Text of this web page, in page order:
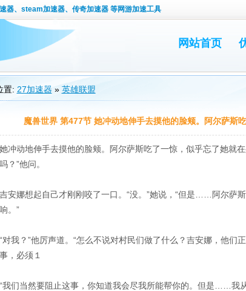
器、steam加速器、传奇加速器 等网游加速工具
网站首页
置: 27加速器» 英雄联盟
魔兽世界 第477节 她冲动地伸手去摸他的脸颊。阿尔萨斯
她冲动地伸手去摸他的脸颊。阿尔萨斯吃了一惊，似乎忘了她就
吗？”他问。
吉安娜想起自己才刚刚咬了一口。“没。”她说，“但是……阿尔萨
响。”
“对我？”他厉声道。“怎么不说对村民们做了什么？吉安娜，他们
事，必须１
“我们当然要阻止这事，你知道我会尽我所能帮你的。但是……我